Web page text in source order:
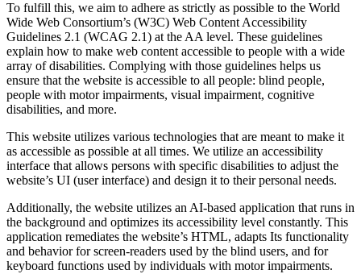
To fulfill this, we aim to adhere as strictly as possible to the World
Wide Web Consortium’s (W3C) Web Content Accessibility
Guidelines 2.1 (WCAG 2.1) at the AA level. These guidelines
explain how to make web content accessible to people with a wide
array of disabilities. Complying with those guidelines helps us
ensure that the website is accessible to all people: blind people,
people with motor impairments, visual impairment, cognitive
disabilities, and more.
This website utilizes various technologies that are meant to make it
as accessible as possible at all times. We utilize an accessibility
interface that allows persons with specific disabilities to adjust the
website’s UI (user interface) and design it to their personal needs.
Additionally, the website utilizes an AI-based application that runs in
the background and optimizes its accessibility level constantly. This
application remediates the website’s HTML, adapts Its functionality
and behavior for screen-readers used by the blind users, and for
keyboard functions used by individuals with motor impairments.